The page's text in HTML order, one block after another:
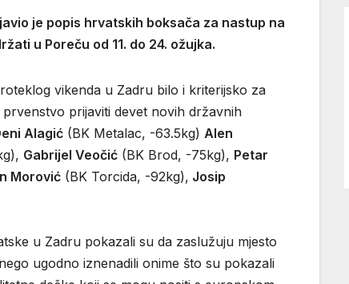
je popis hrvatskih boksača za nastup na
u Poreču od 11. do 24. ožujka.
vikenda u Zadru bilo i kriterijsko za
prijaviti devet novih državnih
Alagić (BK Metalac, -63.5kg) Alen
Gabrijel Veočić (BK Brod, -75kg), Petar
Morović (BK Torcida, -92kg), Josip
u Zadru pokazali su da zaslužuju mjesto
ugodno iznenadili onime što su pokazali